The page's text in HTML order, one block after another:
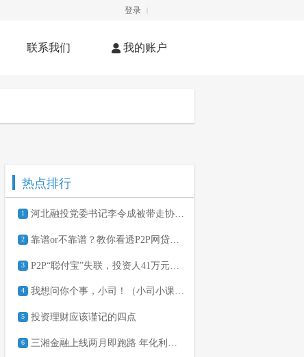
登录 |
联系我们 我的账户
热点排行
1 河北融投党委书记李令成被带走协助调查
2
3
4 我想问你个事，小司！（小司小课堂两个月有奖互动）
5 投资理财应该谨记的四点
6